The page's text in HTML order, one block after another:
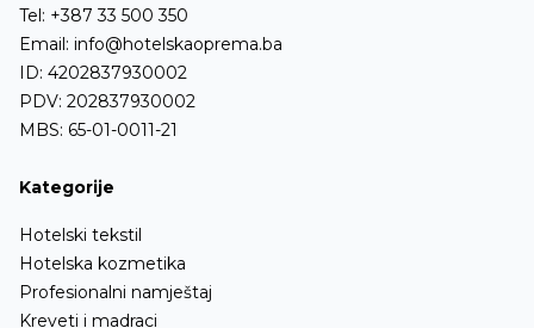
Tel: +387 33 500 350
Email: info@hotelskaoprema.ba
ID: 4202837930002
PDV: 202837930002
MBS: 65-01-0011-21
Kategorije
Hotelski tekstil
Hotelska kozmetika
Profesionalni namještaj
Kreveti i madraci